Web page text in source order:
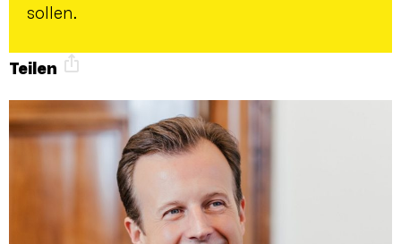
sollen.
Teilen